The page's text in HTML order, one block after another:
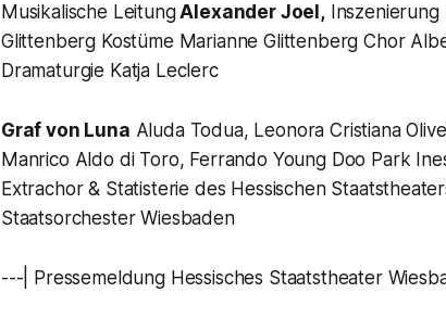
Musikalische LeitungAlexander Joel,Inszenierung
Glittenberg Kostüme Marianne Glittenberg Chor
Dramaturgie Katja Leclerc
Graf von Luna Aluda Todua, Leonora Cristiana
Manrico Aldo di Toro, Ferrando Young Doo Park
Extrachor & Statisterie des Hessischen
Staatsorchester Wiesbaden
---| Pressemeldung Hessisches Staatstheater